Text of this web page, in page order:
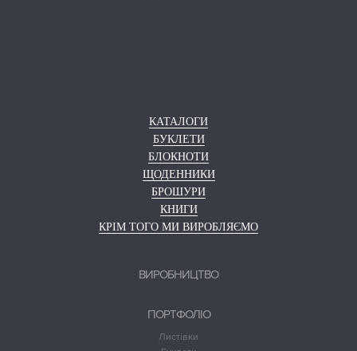
КАТАЛОГИ
БУКЛЕТИ
БЛОКНОТИ
ЩОДЕННИКИ
БРОШУРИ
КНИГИ
КРІМ ТОГО МИ ВИРОБЛЯЄМО
ВИРОБНИЦТВО
ПОРТФОЛІО
Листівки